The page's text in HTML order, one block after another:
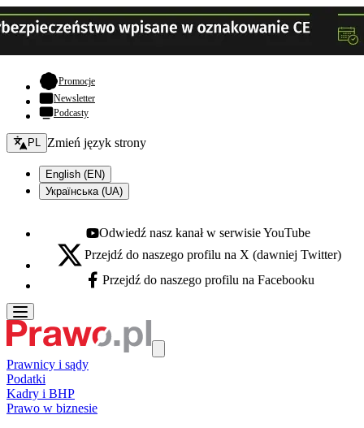
Promocje- otwiera się w nowej karcie
Newsletter
Podcasty
Zmień język - bieżący:
PL Zmień język strony
English (EN)
Українська (UA)
Youtube - otwiera się w nowej karcie
Odwiedź nasz kanał w serwisie YouTube
X - otwiera się w nowej karcie
Przejdź do naszego profilu na X (dawniej Twitter)
Facebook - otwiera się w nowej karcie
Przejdź do naszego profilu na Facebooku
Prawnicy i sądy
Podatki
Kadry i BHP
Prawo w biznesie